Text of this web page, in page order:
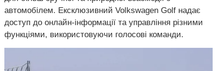
автомобілем. Ексклюзивний Volkswagen Golf надає
доступ до онлайн-інформації та управління різними
функціями, використовуючи голосові команди.